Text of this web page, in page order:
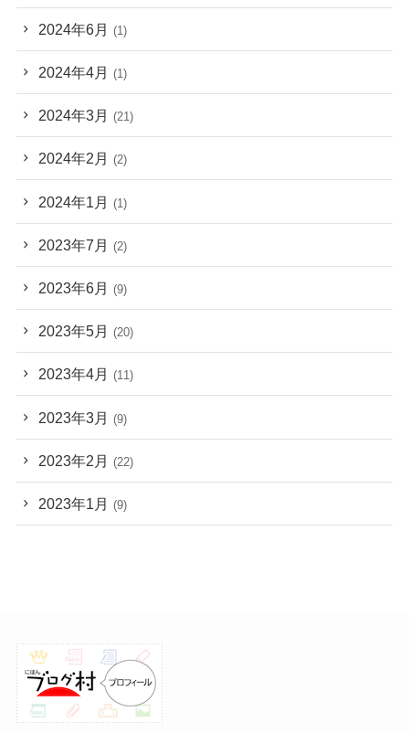
2024年6月 (1)
2024年4月 (1)
2024年3月 (21)
2024年2月 (2)
2024年1月 (1)
2023年7月 (2)
2023年6月 (9)
2023年5月 (20)
2023年4月 (11)
2023年3月 (9)
2023年2月 (22)
2023年1月 (9)